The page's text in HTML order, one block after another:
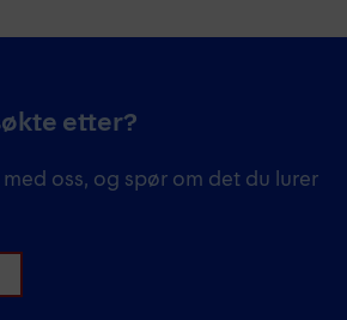
etter?
oss, og spør om det du lurer